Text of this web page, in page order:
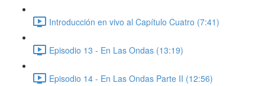
Introducción en vivo al Capítulo Cuatro (7:41)
Episodio 13 - En Las Ondas (13:19)
Episodio 14 - En Las Ondas Parte II (12:56)